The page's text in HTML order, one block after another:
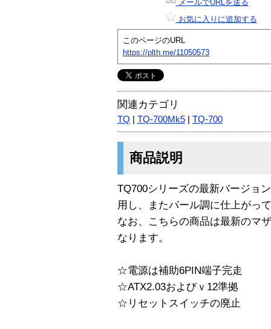
メールでURLを送る
お気に入りに追加する
このページのURL
https://plth.me/11050573
関連カテゴリ
TQ TQ-700Mk5 TQ-700
商品説明
TQ700シリーズの最新バージョ
用し、またパール調に仕上がっ
なお、こちらの商品は最新のマ
なります。
☆電源は補助6PIN端子完走
☆ATX2.03およびｖ12準拠
☆リセットスイッチの廃止